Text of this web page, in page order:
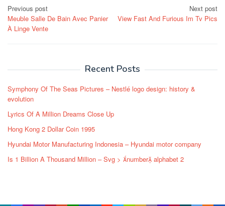
Post
navigation
Previous post
Meuble Salle De Bain Avec Panier
À Linge Vente
Next post
View Fast And Furious Im Tv Pics
Recent Posts
Symphony Of The Seas Pictures – Nestlé logo design: history &
evolution
Lyrics Of A Million Dreams Close Up
Hong Kong 2 Dollar Coin 1995
Hyundai Motor Manufacturing Indonesia – Hyundai motor company
Is 1 Billion A Thousand Million – Svg > number alphabet 2